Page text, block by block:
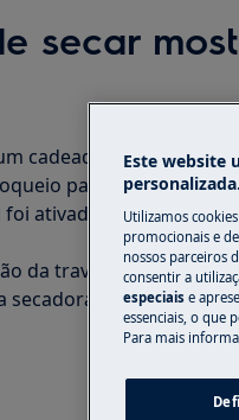
secar
cadeado no ecrã
para Crianças na
ativada, fazendo com
da trava de segurança
Este website
personalizada.
Utilizamos
promocionais e
nossos parceiros
consentir a
especiais e
essenciais, o que
Para mais